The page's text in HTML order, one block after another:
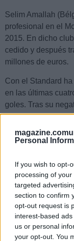
Personal
If you wish to opt-
processing of
targeted
section to confirm
opt-out request is
interest-based
us or personal
your opt-out. You
Selim Amallah
profesional en el
2015. En dicho
cedido y después
millones de euros.
Con el Standard
en las últimas
goles. Tras su
contrato en junio
que venía
ha hecho que
Firma hasta 2027.
Pese a nacer en
marroquíes y
2019. Con ellos
Formó parte del
reciente Mundial